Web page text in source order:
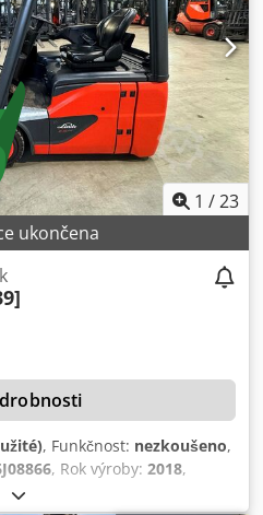
1 /23
ukončena
, Funkčnost: nezkoušeno,
, Rok výroby: 2018,